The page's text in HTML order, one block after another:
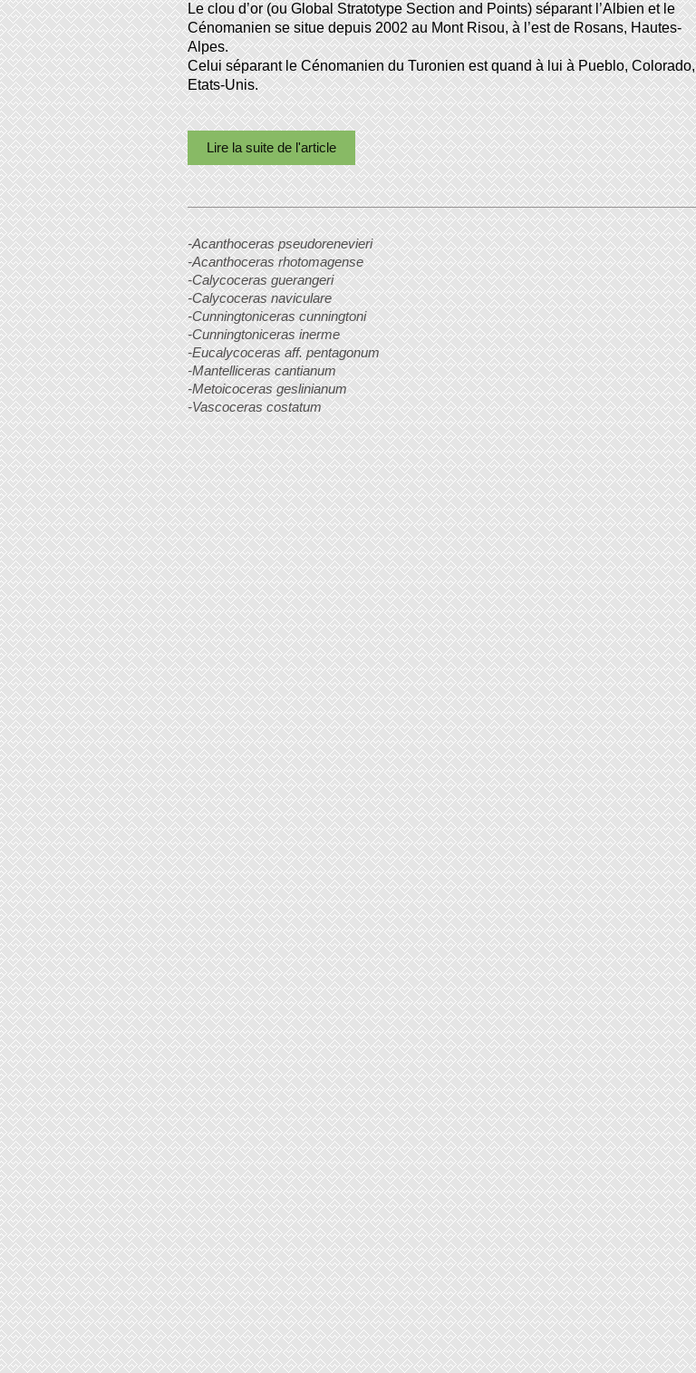
Le clou d’or (ou Global Stratotype Section and Points) séparant l’Albien et le
Cénomanien se situe depuis 2002 au Mont Risou, à l’est de Rosans, Hautes-
Alpes.
Celui séparant le Cénomanien du Turonien est quand à lui à Pueblo, Colorado,
Etats-Unis.
Lire la suite de l'article
-Acanthoceras pseudorenevieri
-Acanthoceras rhotomagense
-Calycoceras guerangeri
-Calycoceras naviculare
-Cunningtoniceras cunningtoni
-Cunningtoniceras inerme
-Eucalycoceras aff. pentagonum
-Mantelliceras cantianum
-Metoicoceras geslinianum
-Vascoceras costatum